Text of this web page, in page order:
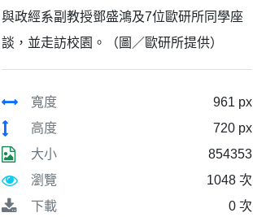
與政經系副教授鄧盛鴻及7位歐研所同學座
談，並走訪校園。（圖／歐研所提供）
寬度
961 px
高度
720 px
大小
854353
瀏覽
1048 次
下載
0 次